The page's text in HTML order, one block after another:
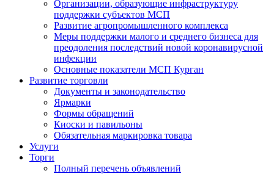
Организации, образующие инфраструктуру
поддержки субъектов МСП
Развитие агропромышленного комплекса
Меры поддержки малого и среднего бизнеса для
преодоления последствий новой коронавирусной
инфекции
Основные показатели МСП Курган
Развитие торговли
Документы и законодательство
Ярмарки
Формы обращений
Киоски и павильоны
Обязательная маркировка товара
Услуги
Торги
Полный перечень объявлений